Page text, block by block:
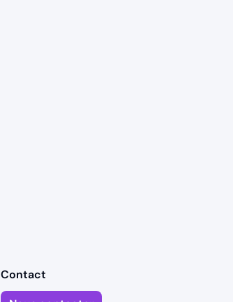
Contact